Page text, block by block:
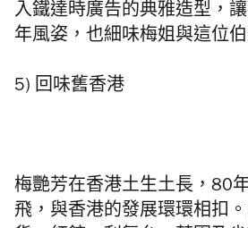
入鐵達時廣告的典雅造型，
年風姿，也細味梅姐與這位
5) 回味舊香港
梅艷芳在香港土生土長，80
飛，與香港的發展環環相扣